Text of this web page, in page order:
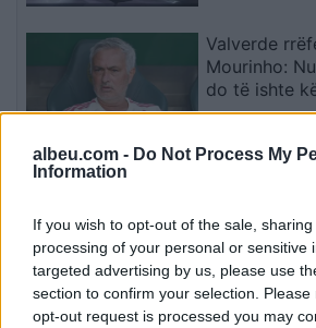
albeu.com - Do Not Process My
Information
If you wish to opt-out of the sale,
processing of your personal or sensitive
targeted advertising by us, please use
section to confirm your selection.
opt-out request is processed you may
Valverde
Mourinho:
do të ishte
dhe flakët u
malit